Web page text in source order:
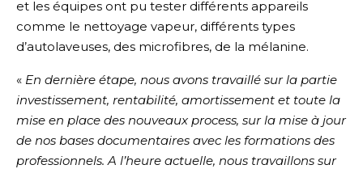
et les équipes ont pu tester différents appareils
comme le nettoyage vapeur, différents types
d’autolaveuses, des microfibres, de la mélanine.
« En dernière étape, nous avons travaillé sur la partie
investissement, rentabilité, amortissement et toute la
mise en place des nouveaux process, sur la mise à jour
de nos bases documentaires avec les formations des
professionnels. A l’heure actuelle, nous travaillons sur